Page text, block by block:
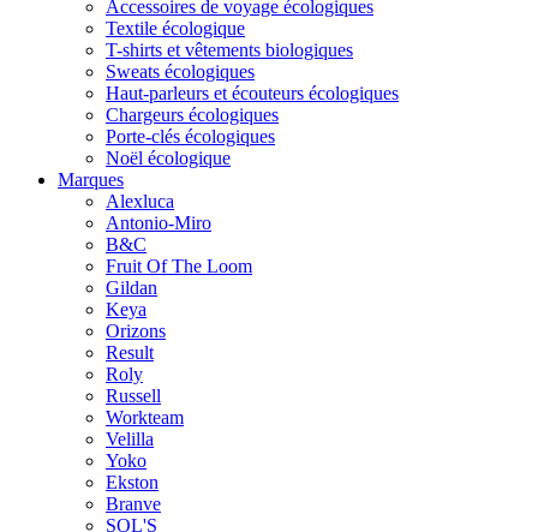
Accessoires de voyage écologiques
Textile écologique
T-shirts et vêtements biologiques
Sweats écologiques
Haut-parleurs et écouteurs écologiques
Chargeurs écologiques
Porte-clés écologiques
Noël écologique
Marques
Alexluca
Antonio-Miro
B&C
Fruit Of The Loom
Gildan
Keya
Orizons
Result
Roly
Russell
Workteam
Velilla
Yoko
Ekston
Branve
SOL'S